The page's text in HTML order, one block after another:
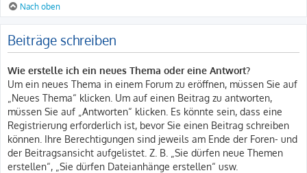
Nach oben
Beiträge schreiben
Wie erstelle ich ein neues Thema oder eine Antwort?
Um ein neues Thema in einem Forum zu eröffnen, müssen Sie auf
„Neues Thema“ klicken. Um auf einen Beitrag zu antworten,
müssen Sie auf „Antworten“ klicken. Es könnte sein, dass eine
Registrierung erforderlich ist, bevor Sie einen Beitrag schreiben
können. Ihre Berechtigungen sind jeweils am Ende der Foren- und
der Beitragsansicht aufgelistet. Z. B. „Sie dürfen neue Themen
erstellen“, „Sie dürfen Dateianhänge erstellen“ usw.